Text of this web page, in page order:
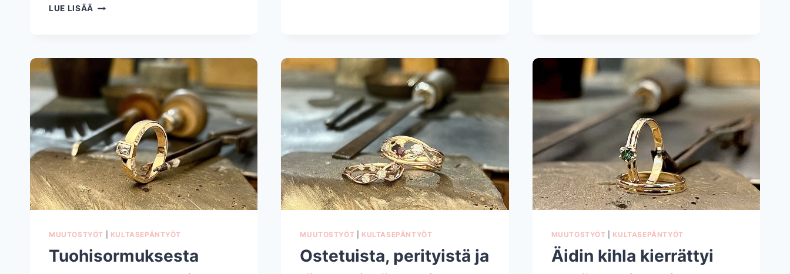
LUE LISÄÄ ”HYLÄTYISTÄ”
EDELLISENÄ
PÄIVÄNÄ
MUUTOSTYÖT KULTASEPÄNTYÖT
Tuohisormuksesta
MUUTOSTYÖT KULTASEPÄNTYÖT
Ostetuista, perityistä ja
MUUTOSTYÖT KULTASEPÄNTYÖT
Äidin kihla kierrättyi